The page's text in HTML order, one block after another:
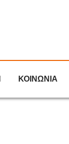
ΚΟΙΝΩΝΙΑ